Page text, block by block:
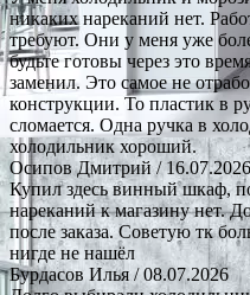
никаких нареканий нет.
требуют. Они у меня уже
будьте готовы через это
заменил. Это самое не
конструкции. То пластик в
сломается. Одна ручка в
холодильник хороший.
Осипов Дмитрий/ 16.07.2026
Купил здесь винный шкаф,
нареканий к магазину нет.
после заказа. Советую тк
нигде не нашёл
Бурдасов Илья / 08.07.2026